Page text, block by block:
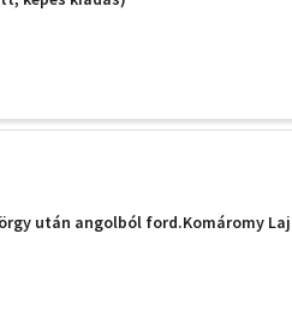
után angolból ford.Komáromy